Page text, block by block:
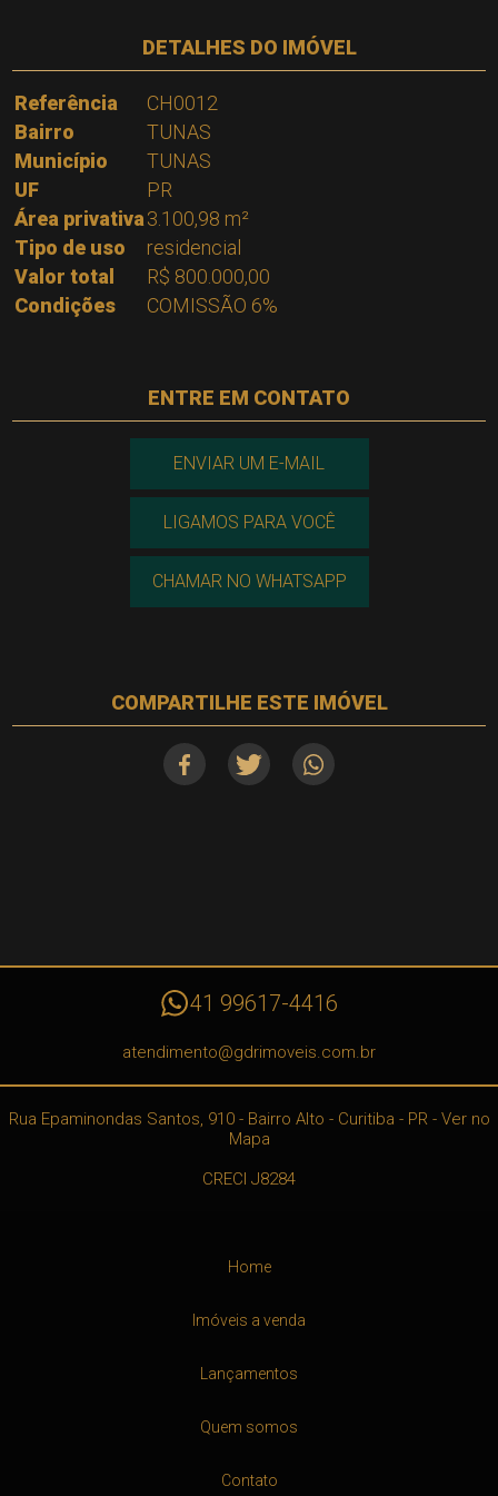
DETALHES DO IMÓVEL
Referência
CH0012
Bairro
TUNAS
Município
TUNAS
UF
PR
Área privativa3.100,98 m²
Tipo de uso
residencial
Valor total
R$ 800.000,00
Condições
COMISSÃO 6%
ENTRE EM CONTATO
ENVIAR UM E-MAIL
LIGAMOS PARA VOCÊ
CHAMAR NO WHATSAPP
COMPARTILHE ESTE IMÓVEL
41 99617-4416
atendimento@gdrimoveis.com.br
Rua Epaminondas Santos, 910 - Bairro Alto - Curitiba - PR- Ver no
Mapa
CRECI J8284
Home
Imóveis a venda
Lançamentos
Quem somos
Contato